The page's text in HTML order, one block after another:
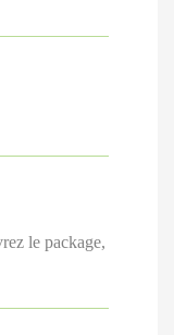
le package,